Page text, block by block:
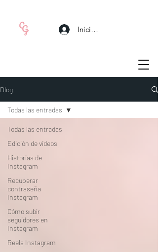
Iniciar sesión
Blog
Todas las entradas
Edición de vídeos
Historias de
Instagram
Recuperar
contraseña
Instagram
Cómo subir
seguidores en
Instagram
Reels Instagram
Todas las entradas